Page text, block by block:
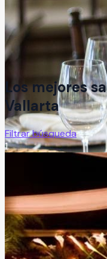
Los mejores
Vallarta
Filtrar búsqueda
1